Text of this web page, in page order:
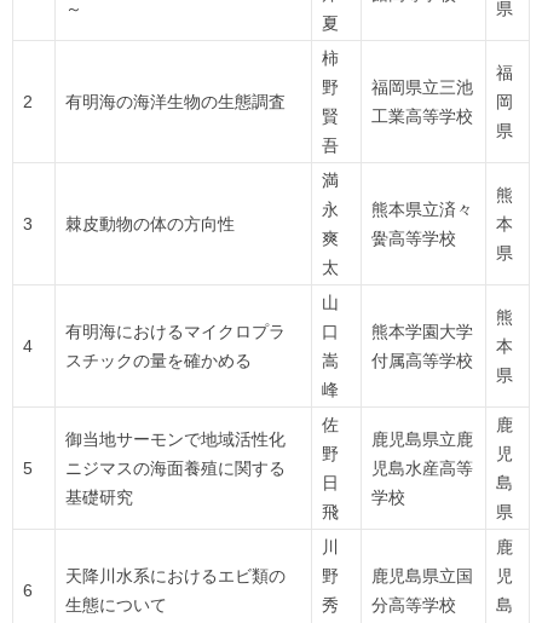
～
夏
県
2 有明海の海洋生物の生態調査
柿
野
賢
吾
福岡県立三池
工業高等学校
福
岡
県
3 棘皮動物の体の方向性
満
永
爽
太
熊本県立済々
黌高等学校
熊
本
県
4
有明海におけるマイクロプラ
スチックの量を確かめる
山
口
嵩
峰
熊本学園大学
付属高等学校
熊
本
県
5
御当地サーモンで地域活性化
ニジマスの海面養殖に関する
基礎研究
佐
野
日
飛
鹿児島県立鹿
児島水産高等
学校
鹿
児
島
県
6
天降川水系におけるエビ類の
生態について
川
野
秀
鹿児島県立国
分高等学校
鹿
児
島